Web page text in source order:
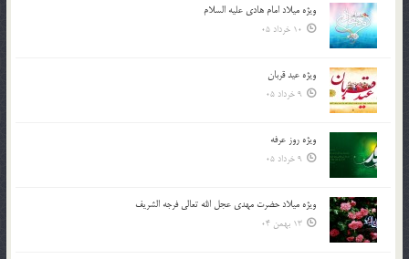
ویژه میلاد امام هادی علیه السلام
10 خرداد 05
ویژه عید قربان
9 خرداد 05
ویژه روز عرفه
9 خرداد 05
ویژه میلاد حضرت مهدی عجل الله تعالی فرجه الشريف
13 بهمن 04